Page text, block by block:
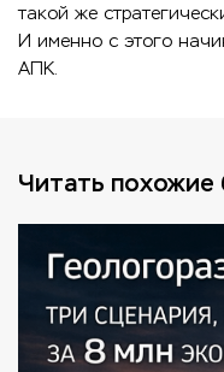
такой же
И именно с этого
АПК.
Читать похожие